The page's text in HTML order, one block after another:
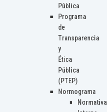
Pública
Programa
de
Transparencia
y
Ética
Pública
(PTEP)
Normograma
Normativa